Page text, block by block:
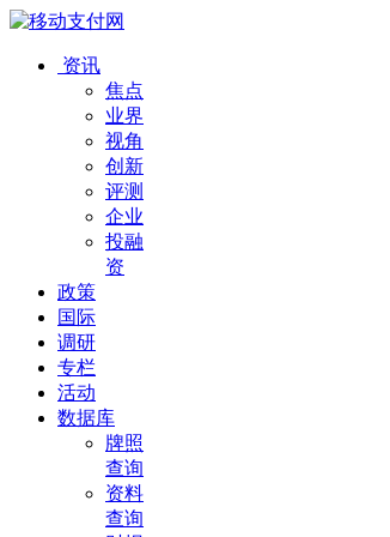
资讯
焦点
业界
视角
创新
评测
企业
投融
资
政策
国际
调研
专栏
活动
数据库
牌照
查询
资料
查询